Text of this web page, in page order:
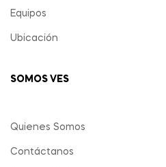
Equipos
Ubicación
SOMOS VES
Quienes Somos
Contáctanos